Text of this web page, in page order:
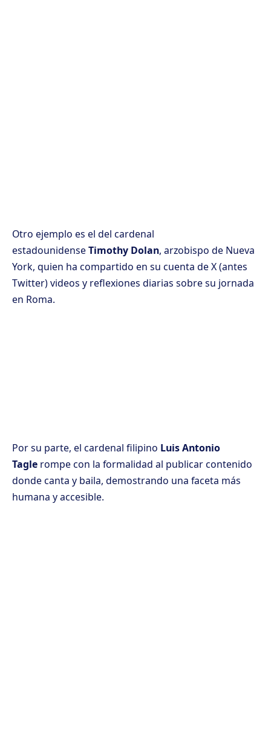
Otro ejemplo es el del cardenal
estadounidenseTimothy Dolan, arzobispo de Nueva
York, quien ha compartido en su cuenta de X (antes
Twitter) videos y reflexiones diarias sobre su jornada
en Roma.
Por su parte, el cardenal filipino Luis Antonio
Tagle rompe con la formalidad al publicar contenido
donde canta y baila, demostrando una faceta más
humana y accesible.